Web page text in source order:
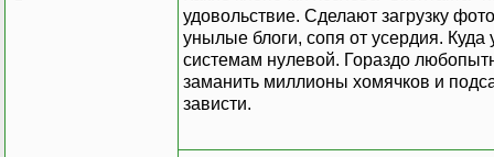
удовольствие. Сделают загрузку
унылые блоги, сопя от усердия.
системам нулевой. Гораздо
заманить миллионы хомячков и
зависти.